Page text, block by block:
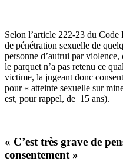
Selon l’article 222-23 du
de pénétration sexuelle de
personne d’autrui par
le parquet n’a pas retenu ce
victime, la jugeant donc
pour « atteinte sexuelle sur
est, pour rappel, de 15 ans).
« C’est très grave de
consentement »